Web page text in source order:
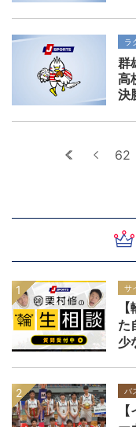
サ
た
少
バ
ラ
群
高
決
最初へ前へ
62